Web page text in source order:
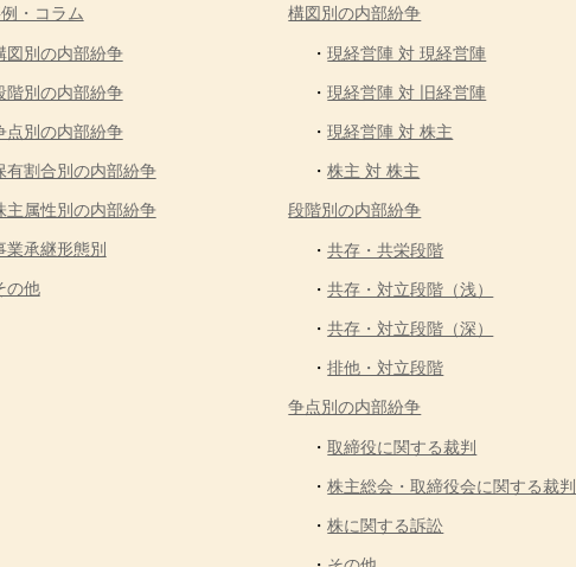
・コラム
図別の内部紛争
階別の内部紛争
点別の内部紛争
有割合別の内部紛争
主属性別の内部紛争
業承継形態別
の他
構図別の内部紛争
現経営陣 対 現経営陣
現経営陣 対 旧経営陣
現経営陣 対 株主
株主 対 株主
段階別の内部紛争
共存・共栄段階
共存・対立段階（浅）
共存・対立段階（深）
排他・対立段階
争点別の内部紛争
取締役に関する裁判
株主総会・取締役会に関する裁判
株に関する訴訟